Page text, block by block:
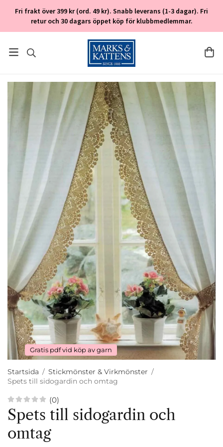
Fri frakt över 399 kr (ord. 49 kr). Snabb leverans (1-3 dagar). Fri
retur och 30 dagars öppet köp för klubbmedlemmar.
Gratis pdf vid köp av garn
Startsida / Stickmönster & Virkmönster /
Spets till sidogardin och omtag
(0)
Spets till sidogardin och
omtag